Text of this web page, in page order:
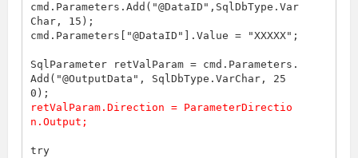
cmd.Parameters.Add( "@DataID" ,SqlDbType.Var
Char, 15);
cmd.Parameters[
"@DataID" ].Value = "XXXXX" ;
SqlParameter retValParam = cmd.Parameters.
Add( "@OutputData" , SqlDbType.VarChar, 25
retValParam.Direction = ParameterDirectio
n.Output;
try